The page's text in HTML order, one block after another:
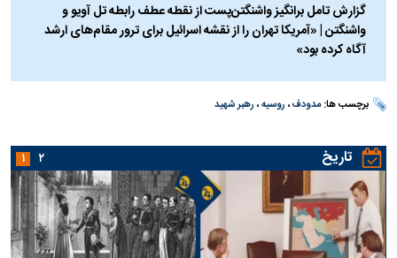
گزارش تامل برانگیز واشنگتن‌پست از نقطه عطف رابطه تل آویو و
واشنگتن | «آمریکا تهران را از نقشه اسرائیل برای ترور مقام‌های ارشد
آگاه کرده بود»
برچسب ها:مدودف، روسیه، رهبر شهید
تاریخ ۱ ۲